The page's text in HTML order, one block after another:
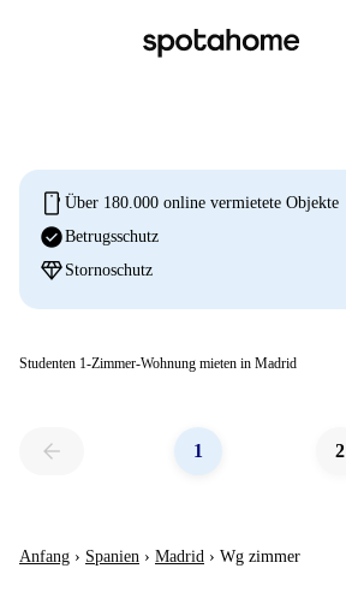
mobile Über 180.000 online vermietete Objekte
check_circleBetrugsschutz
diamond Stornoschutz
Studenten 1-Zimmer-Wohnung mieten in Madrid
arrow_back 1 2
Anfang › Spanien › Madrid › Wg zimmer